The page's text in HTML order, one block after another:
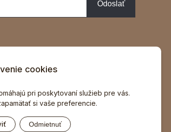
cookies
pri poskytovaní služieb pre vás.
si vaše preferencie.
Odmietnuť